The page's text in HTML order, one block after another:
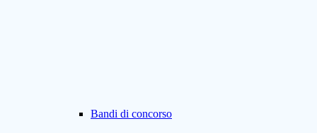
Bandi di concorso